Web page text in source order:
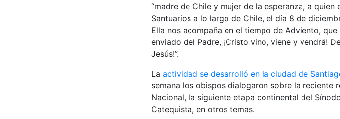
“madre de Chile y mujer de la esperanza, a
Santuarios a lo largo de Chile, el día 8 de
Ella nos acompaña en el tiempo de Adviento,
enviado del Padre, ¡Cristo vino, viene y vendrá!
Jesús!”.
La actividad se desarrolló en la ciudad de
semana los obispos dialogaron sobre la reciente
Nacional, la siguiente etapa continental del
Catequista, en otros temas.